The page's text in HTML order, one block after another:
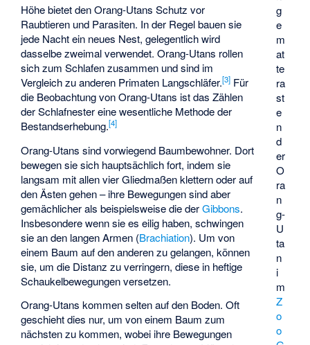
g
e
m
at
te
ra
st
e
n
d
er
O
ra
n
g-
U
ta
n
i
m
Z
o
o
Höhe bietet den Orang-Utans Schutz vor
Raubtieren und Parasiten. In der Regel bauen sie
jede Nacht ein neues Nest, gelegentlich wird
dasselbe zweimal verwendet. Orang-Utans rollen
sich zum Schlafen zusammen und sind im
Vergleich zu anderen Primaten Langschläfer.[3] Für
die Beobachtung von Orang-Utans ist das Zählen
der Schlafnester eine wesentliche Methode der
Bestandserhebung.[4]
Orang-Utans sind vorwiegend Baumbewohner. Dort
bewegen sie sich hauptsächlich fort, indem sie
langsam mit allen vier Gliedmaßen klettern oder auf
den Ästen gehen – ihre Bewegungen sind aber
gemächlicher als beispielsweise die derGibbons.
Insbesondere wenn sie es eilig haben, schwingen
sie an den langen Armen (Brachiation). Um von
einem Baum auf den anderen zu gelangen, können
sie, um die Distanz zu verringern, diese in heftige
Schaukelbewegungen versetzen.
Orang-Utans kommen selten auf den Boden. Oft
geschieht dies nur, um von einem Baum zum
nächsten zu kommen, wobei ihre Bewegungen